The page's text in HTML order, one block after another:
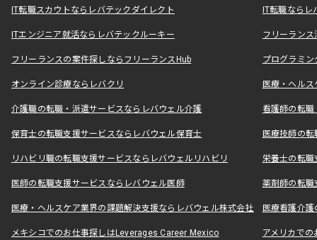
IT転職スカウトならレバテックダイレクト IT転職なら
ITエンジニア就活ならレバテックルーキー フリーラン
フリーランスの案件探しならフリーランスHub プログラミ
オンライン診療ならレバクリ 医療・ヘル
介護職の転職・派遣サービスならレバウェル介護 看護師の転
保育士の転職支援サービスならレバウェル保育士 医療技師の
リハビリ職の転職支援サービスならレバウェルリハビリ 栄養士の転
医師の転職支援サービスならレバウェル医師 薬剤師の転
医療・ヘルスケア業界の課題解決支援ならレバウェル株式会社 医療看護介
メキシコでのお仕事探しはLeverages Career Mexico アメリカで